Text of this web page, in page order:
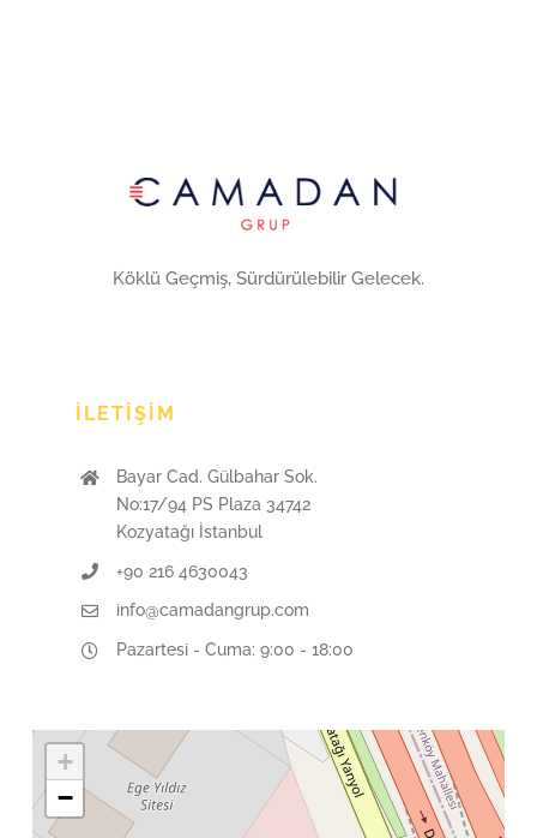
Köklü Geçmiş, Sürdürülebilir Gelecek.
+
−
İLETIŞIM
Bayar Cad. Gülbahar Sok.
No:17/94 PS Plaza 34742
Kozyatağı İstanbul
+90 216 4630043
info@camadangrup.com
Pazartesi - Cuma: 9:00 - 18:00